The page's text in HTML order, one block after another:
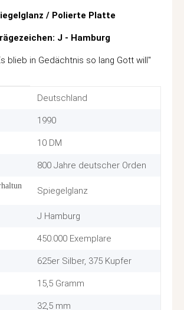
/ Polierte Platte
J - Hamburg
blieb in Gedächtnis so lang Gott will"
Deutschland
1990
10 DM
800 Jahre deutscher Orden
Spiegelglanz
J Hamburg
450.000 Exemplare
625er Silber, 375 Kupfer
15,5 Gramm
32,5 mm